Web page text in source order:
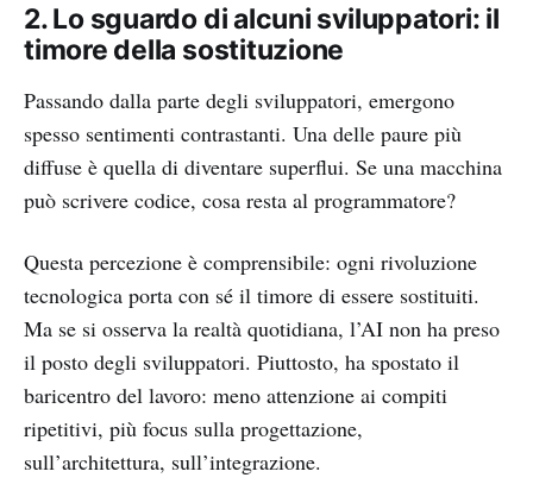
2. Lo sguardo di alcuni sviluppatori: il
timore della sostituzione
Passando dalla parte degli sviluppatori, emergono
spesso sentimenti contrastanti. Una delle paure più
diffuse è quella di diventare superflui. Se una macchina
può scrivere codice, cosa resta al programmatore?
Questa percezione è comprensibile: ogni rivoluzione
tecnologica porta con sé il timore di essere sostituiti.
Ma se si osserva la realtà quotidiana, l’AI non ha preso
il posto degli sviluppatori. Piuttosto, ha spostato il
baricentro del lavoro: meno attenzione ai compiti
ripetitivi, più focus sulla progettazione,
sull’architettura, sull’integrazione.